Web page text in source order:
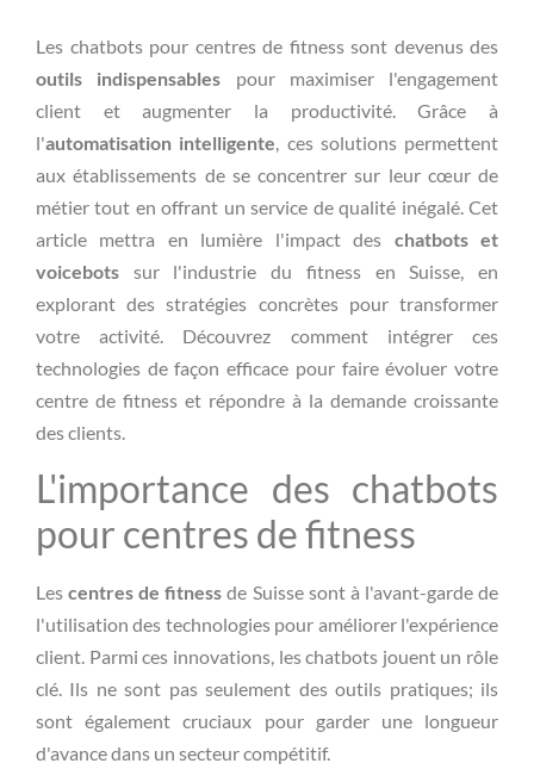
Les chatbots pour centres de fitness sont devenus des
outils indispensables pour maximiser l'engagement
client et augmenter la productivité. Grâce à
l'automatisation intelligente, ces solutions permettent
aux établissements de se concentrer sur leur cœur de
métier tout en offrant un service de qualité inégalé. Cet
article mettra en lumière l'impact des chatbots et
voicebots sur l'industrie du fitness en Suisse, en
explorant des stratégies concrètes pour transformer
votre activité. Découvrez comment intégrer ces
technologies de façon efficace pour faire évoluer votre
centre de fitness et répondre à la demande croissante
des clients.
L'importance des chatbots
pour centres de fitness
Lescentres de fitness de Suisse sont à l'avant-garde de
l'utilisation des technologies pour améliorer l'expérience
client. Parmi ces innovations, les chatbots jouent un rôle
clé. Ils ne sont pas seulement des outils pratiques; ils
sont également cruciaux pour garder une longueur
d'avance dans un secteur compétitif.